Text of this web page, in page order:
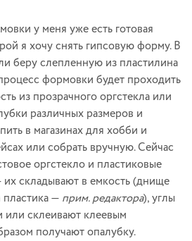
у меня уже есть готовая
я хочу снять гипсовую форму. В
беру слепленную из пластилина
формовки будет проходить
из прозрачного оргстекла или
различных размеров и
в магазинах для хобби и
или собрать вручную. Сейчас
оргстекло и пластиковые
складывают в емкость (днище
— прим. редактора), углы
склеивают клеевым
получают опалубку.